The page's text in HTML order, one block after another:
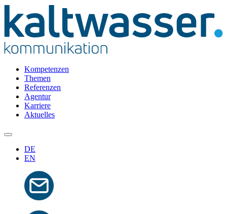
Kompetenzen
Themen
Referenzen
Agentur
Karriere
Aktuelles
DE
EN